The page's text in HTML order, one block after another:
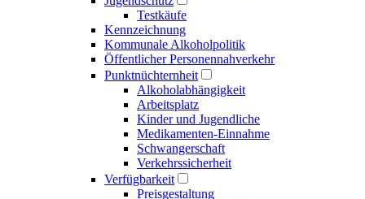
Testkäufe
Kennzeichnung
Kommunale Alkoholpolitik
Öffentlicher Personennahverkehr
Punktnüchternheit
Alkoholabhängigkeit
Arbeitsplatz
Kinder und Jugendliche
Medikamenten-Einnahme
Schwangerschaft
Verkehrssicherheit
Verfügbarkeit
Preisgestaltung